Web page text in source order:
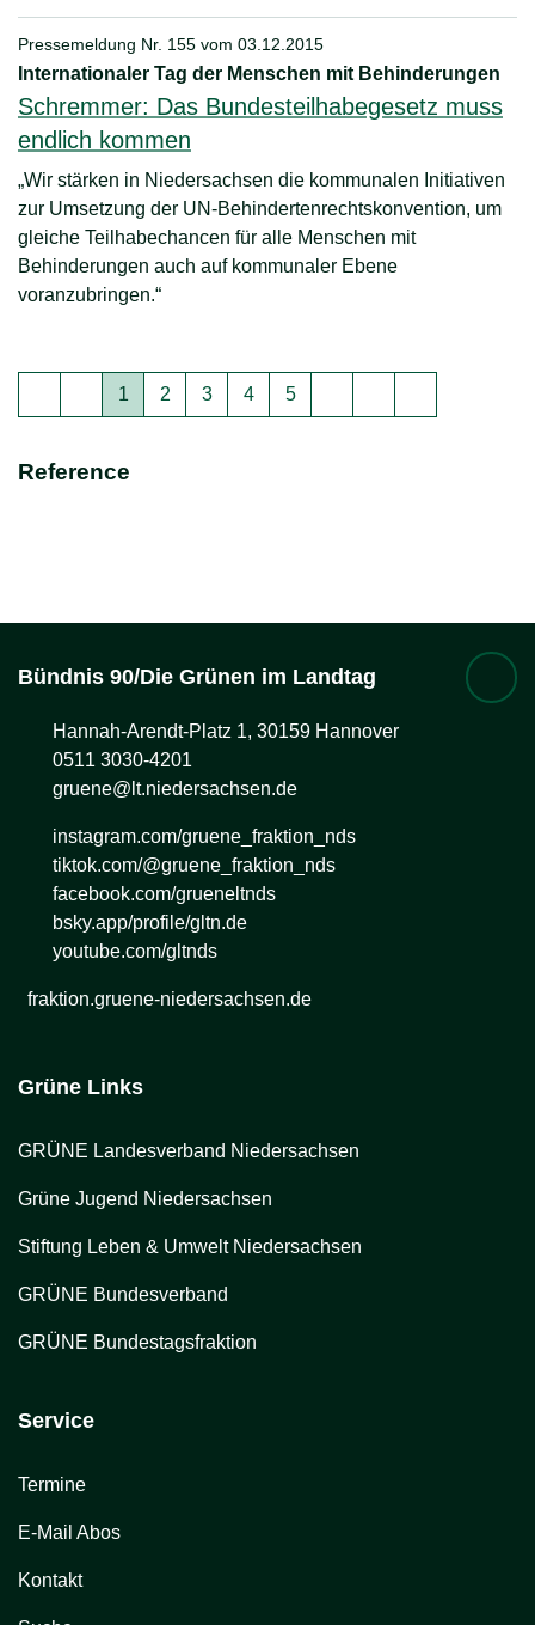
Pressemeldung Nr. 155 vom 03.12.2015
Internationaler Tag der Menschen mit Behinderungen
Schremmer: Das Bundesteilhabegesetz muss
endlich kommen
„Wir stärken in Niedersachsen die kommunalen Initiativen
zur Umsetzung der UN-Behindertenrechtskonvention, um
gleiche Teilhabechancen für alle Menschen mit
Behinderungen auch auf kommunaler Ebene
voranzubringen.“
Seite
1 Seite
2 Seite
3 Seite
4 Seite
5
Reference
Bündnis 90/Die Grünen im Landtag
Hannah-Arendt-Platz 1, 30159 Hannover
0511 3030-4201
gruene@lt.niedersachsen.de
instagram.com/gruene_fraktion_nds
tiktok.com/@gruene_fraktion_nds
facebook.com/grueneltnds
bsky.app/profile/gltn.de
youtube.com/gltnds
fraktion.gruene-niedersachsen.de
Grüne Links
GRÜNE Landesverband Niedersachsen
Grüne Jugend Niedersachsen
Stiftung Leben & Umwelt Niedersachsen
GRÜNE Bundesverband
GRÜNE Bundestagsfraktion
Service
Termine
E-Mail Abos
Kontakt